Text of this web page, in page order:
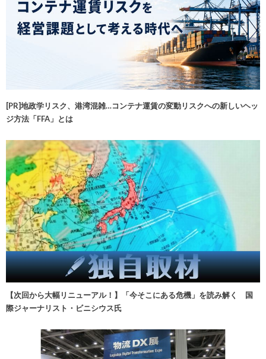
[PR]地政学リスク、港湾混雑…コンテナ運賃の変動リスクへの新しいヘッ
ジ方法「FFA」とは
【次回から大幅リニューアル！】「今そこにある危機」を読み解く 国
際ジャーナリスト・ビニシウス氏